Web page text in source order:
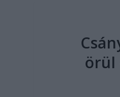
örül